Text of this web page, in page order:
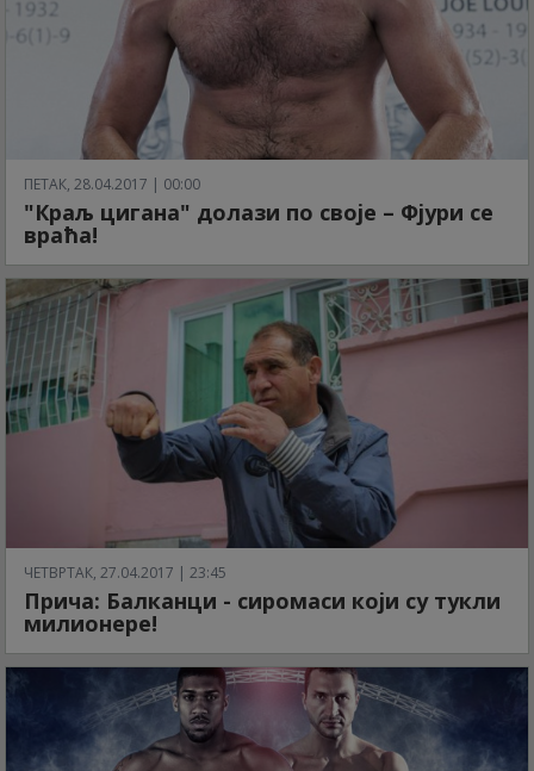
ПЕТАК, 28.04.2017 | 00:00
"Краљ цигана" долази по своје – Фјури се
враћа!
ЧЕТВРТАК, 27.04.2017 | 23:45
Прича: Балканци - сиромаси који су тукли
милионере!